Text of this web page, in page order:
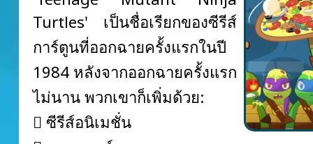
Turtles' เป็นชื่อเรียกของซีรีส์
การ์ตูนที่ออกฉายครั้งแรกในปี
1984 หลังจากออกฉายครั้งแรก
ไม่นาน พวกเขาก็เพิ่มด้วย:
 ซีรีส์อนิเมชั่น